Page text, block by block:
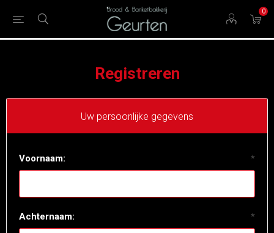
0
Registreren
Uw persoonlijke gegevens
Voornaam: *
Achternaam: *